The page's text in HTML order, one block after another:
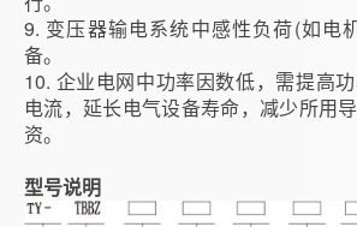
9. 变压器输电系统中感性负荷(如电
备。
10. 企业电网中功率因数低，需提高
电流，延长电气设备寿命，减少所用
资。
型号说明